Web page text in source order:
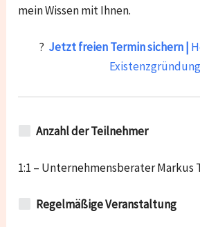
mein Wissen mit Ihnen.
? Jetzt freien Termin sichern |
Existenzgründung
Anzahl der Teilnehmer
1:1 – Unternehmensberater Markus
Regelmäßige Veranstaltung